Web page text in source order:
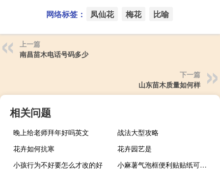
网络标签： 凤仙花 梅花 比喻
上一篇
南昌苗木电话号码多少
下一篇
山东苗木质量如何样
相关问题
晚上给老师拜年好吗英文
战法大型攻略
花卉如何抗寒
花卉园艺是
小孩行为不好要怎么才改的好
小麻薯气泡框便利贴贴纸可以干吗 小麻薯贴纸怎样买便宜